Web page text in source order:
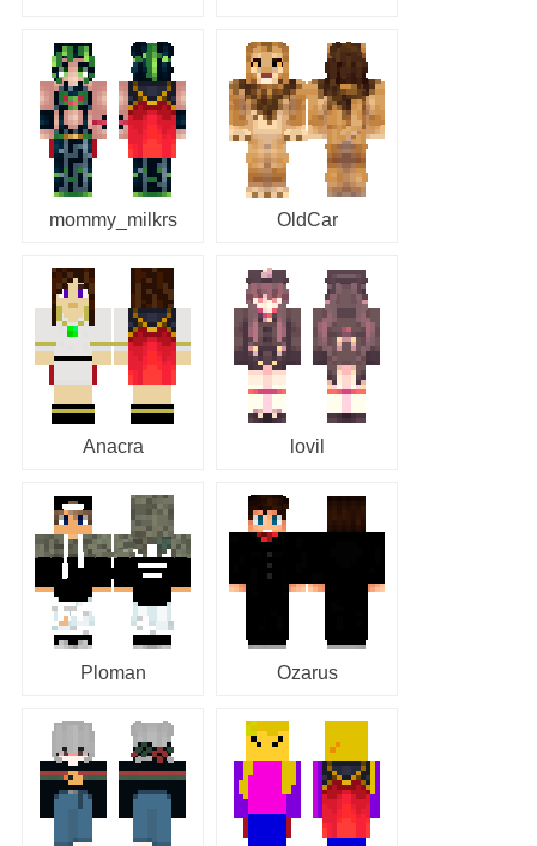
mommy_milkrs OldCar
Anacra lovil
Ploman Ozarus